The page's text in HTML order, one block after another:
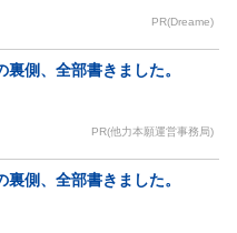
PR(Dreame)
側、全部書きました。
PR(他力本願運営事務局)
側、全部書きました。